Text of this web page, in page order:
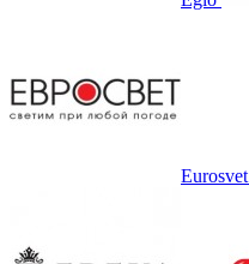
Eurosvet